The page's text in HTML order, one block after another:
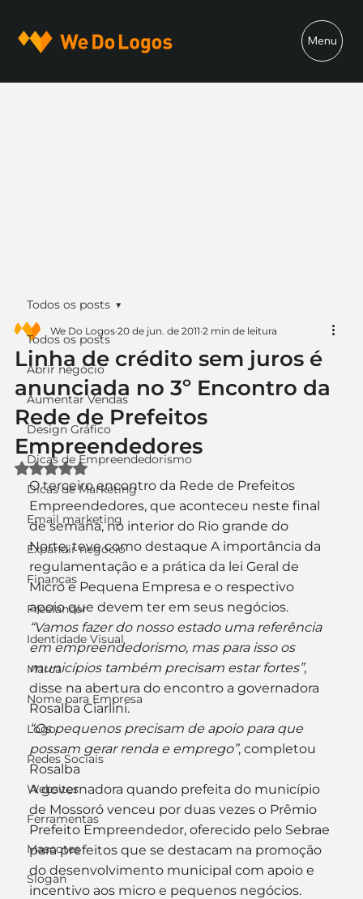
Menu
Todos os posts
Abrir negócio
Aumentar Vendas
Design Gráfico
Dicas de Empreendedorismo
Dicas de Marketing
Email marketing
Expandir negócio
Finanças
Freelancer
Identidade Visual
Marca
Nome para Empresa
Logo
Redes Sociais
Websites
Ferramentas
Mascotes
Slogan
Todos os posts
Linha de crédito sem juros é
anunciada no 3º Encontro da
Rede de Prefeitos
Empreendedores
We Do Logos 20 de jun. de 2011 2 min de leitura
Avaliado com NaN de 5 estrelas.
O terceiro encontro da Rede de Prefeitos
Empreendedores, que aconteceu neste final
de semana, no interior do Rio grande do
Norte, teve como destaque A importância da
regulamentação e a prática da lei Geral de
Micro e Pequena Empresa e o respectivo
apoio que devem ter em seus negócios.
“Vamos fazer do nosso estado uma referência
em empreendedorismo, mas para isso os
municípios também precisam estar fortes”,
disse na abertura do encontro a governadora
Rosalba Ciarlini.
“Os pequenos precisam de apoio para que
possam gerar renda e emprego”, completou
Rosalba
A governadora quando prefeita do município
de Mossoró venceu por duas vezes o Prêmio
Prefeito Empreendedor, oferecido pelo Sebrae
para prefeitos que se destacam na promoção
do desenvolvimento municipal com apoio e
incentivo aos micro e pequenos negócios.